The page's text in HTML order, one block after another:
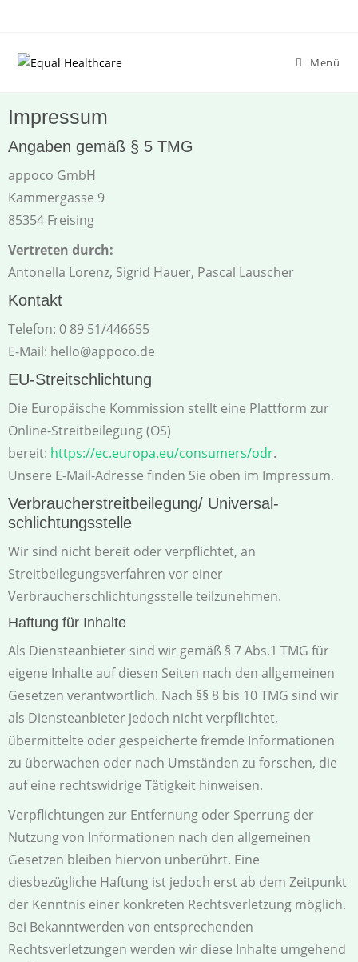
Menü
Impressum
Angaben gemäß § 5 TMG
appoco GmbH
Kammergasse 9
85354 Freising
Vertreten durch:
Antonella Lorenz, Sigrid Hauer, Pascal Lauscher
Kontakt
Telefon: 0 89 51/446655
E-Mail: hello@appoco.de
EU-Streitschlichtung
Die Europäische Kommission stellt eine Plattform zur
Online-Streitbeilegung (OS)
bereit: https://ec.europa.eu/consumers/odr.
Unsere E-Mail-Adresse finden Sie oben im Impressum.
Verbraucher­streit­beilegung/ Universal­
schlichtungs­stelle
Wir sind nicht bereit oder verpflichtet, an
Streitbeilegungsverfahren vor einer
Verbraucherschlichtungsstelle teilzunehmen.
Haftung für Inhalte
Als Diensteanbieter sind wir gemäß § 7 Abs.1 TMG für
eigene Inhalte auf diesen Seiten nach den allgemeinen
Gesetzen verantwortlich. Nach §§ 8 bis 10 TMG sind wir
als Diensteanbieter jedoch nicht verpflichtet,
übermittelte oder gespeicherte fremde Informationen
zu überwachen oder nach Umständen zu forschen, die
auf eine rechtswidrige Tätigkeit hinweisen.
Verpflichtungen zur Entfernung oder Sperrung der
Nutzung von Informationen nach den allgemeinen
Gesetzen bleiben hiervon unberührt. Eine
diesbezügliche Haftung ist jedoch erst ab dem Zeitpunkt
der Kenntnis einer konkreten Rechtsverletzung möglich.
Bei Bekanntwerden von entsprechenden
Rechtsverletzungen werden wir diese Inhalte umgehend